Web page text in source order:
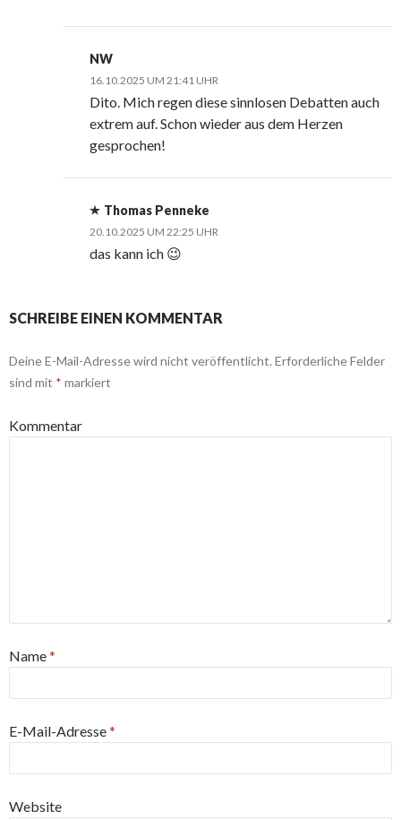
NW
16.10.2025 UM 21:41 UHR
Dito. Mich regen diese sinnlosen Debatten auch
extrem auf. Schon wieder aus dem Herzen
gesprochen!
Thomas Penneke
20.10.2025 UM 22:25 UHR
das kann ich 😉
SCHREIBE EINEN KOMMENTAR
Deine E-Mail-Adresse wird nicht veröffentlicht. Erforderliche Felder
sind mit * markiert
Kommentar
Name*
E-Mail-Adresse*
Website